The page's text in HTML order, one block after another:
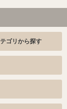
ゴリから探す